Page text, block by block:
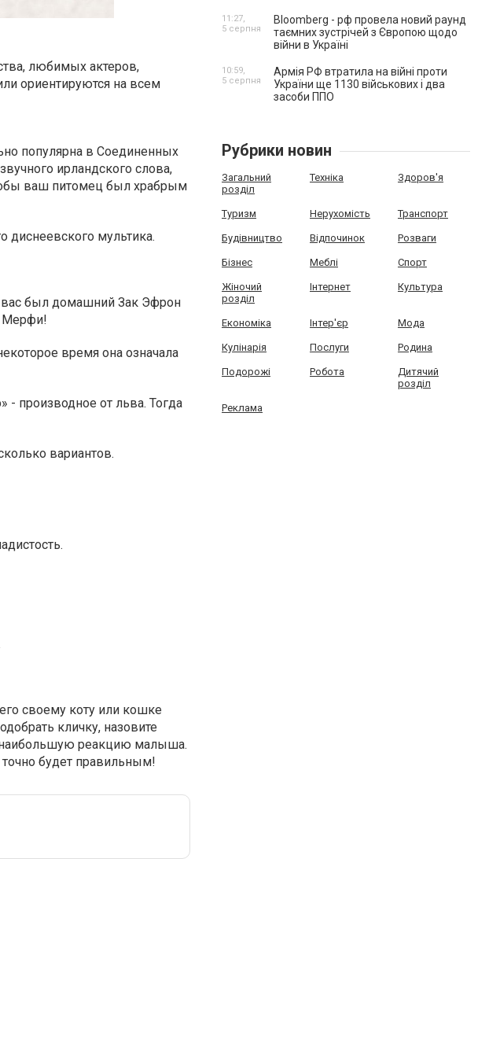
любимых актеров,
ориентируются на всем
популярна в Соединенных
ирландского слова,
ваш питомец был храбрым
диснеевского мультика.
вас был домашний Зак Эфрон
Мерфи!
время она означала
производное от льва. Тогда
вариантов.
своему коту или кошке
кличку, назовите
наибольшую реакцию малыша.
будет правильным!
Bloomberg - рф провела новий раунд
таємних зустрічей з Європою щодо
війни в Україні
11:27,
5 серпня
Армія РФ втратила на війні проти
України ще 1130 військових і два
засоби ППО
10:59,
5 серпня
Рубрики новин
Загальний
розділ
Техніка Здоров'я
Туризм Нерухомість Транспорт
Будівництво Відпочинок Розваги
Бізнес Меблі Спорт
Жіночий
розділ
Інтернет Культура
Економіка Інтер'єр Мода
Кулінарія Послуги Родина
Подорожі Робота
Дитячий
розділ
Реклама